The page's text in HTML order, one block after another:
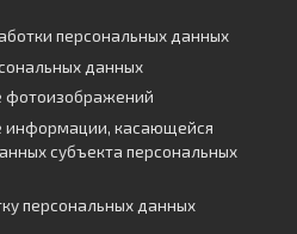
персональных данных
данных
фотоизображений
информации, касающейся
субъекта персональных
персональных данных